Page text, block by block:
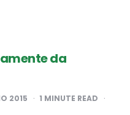
da
2015 1 MINUTE READ